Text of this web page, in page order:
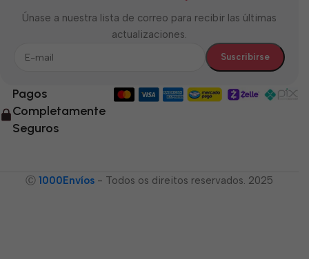
Únase a nuestra lista de correo para recibir las últimas
actualizaciones.
Pagos
Completamente
Seguros
Ⓒ 1000Envíos - Todos os direitos reservados. 2025